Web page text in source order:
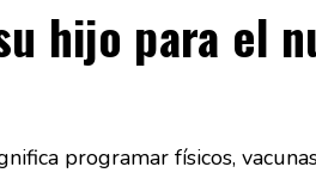
hijo para el